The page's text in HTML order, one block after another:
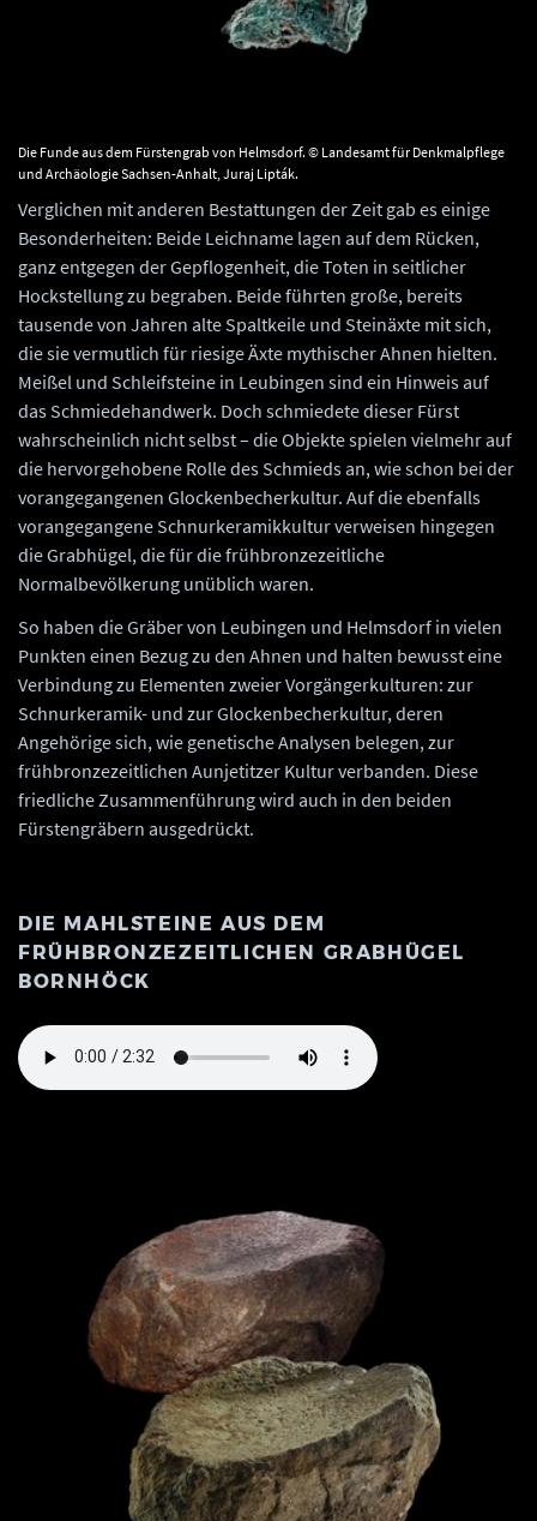
Die Funde aus dem Fürstengrab von Helmsdorf. © Landesamt für Denkmalpflege
und Archäologie Sachsen-Anhalt, Juraj Lipták.
Verglichen mit anderen Bestattungen der Zeit gab es einige
Besonderheiten: Beide Leichname lagen auf dem Rücken,
ganz entgegen der Gepflogenheit, die Toten in seitlicher
Hockstellung zu begraben. Beide führten große, bereits
tausende von Jahren alte Spaltkeile und Steinäxte mit sich,
die sie vermutlich für riesige Äxte mythischer Ahnen hielten.
Meißel und Schleifsteine in Leubingen sind ein Hinweis auf
das Schmiedehandwerk. Doch schmiedete dieser Fürst
wahrscheinlich nicht selbst – die Objekte spielen vielmehr auf
die hervorgehobene Rolle des Schmieds an, wie schon bei der
vorangegangenen Glockenbecherkultur. Auf die ebenfalls
vorangegangene Schnurkeramikkultur verweisen hingegen
die Grabhügel, die für die frühbronzezeitliche
Normalbevölkerung unüblich waren.
So haben die Gräber von Leubingen und Helmsdorf in vielen
Punkten einen Bezug zu den Ahnen und halten bewusst eine
Verbindung zu Elementen zweier Vorgängerkulturen: zur
Schnurkeramik- und zur Glockenbecherkultur, deren
Angehörige sich, wie genetische Analysen belegen, zur
frühbronzezeitlichen Aunjetitzer Kultur verbanden. Diese
friedliche Zusammenführung wird auch in den beiden
Fürstengräbern ausgedrückt.
DIE MAHLSTEINE AUS DEM
FRÜHBRONZEZEITLICHEN GRABHÜGEL
BORNHÖCK